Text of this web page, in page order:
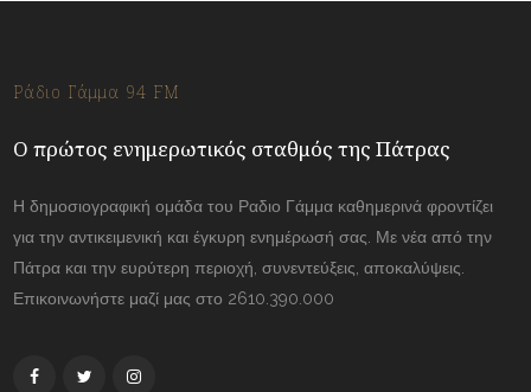
Ράδιο Γάμμα 94 FM
Ο πρώτος ενημερωτικός σταθμός της Πάτρας
Η δημοσιογραφική ομάδα του Ραδιο Γάμμα καθημερινά φροντίζει
για την αντικειμενική και έγκυρη ενημέρωσή σας. Με νέα από την
Πάτρα και την ευρύτερη περιοχή, συνεντεύξεις, αποκαλύψεις.
Επικοινωνήστε μαζί μας στο 2610.390.000